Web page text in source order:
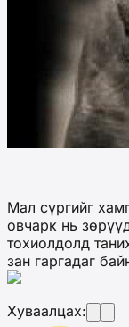
Мал сүргийг
овчарк нь
тохиолдолд
зан гаргадаг
Хуваалцах: